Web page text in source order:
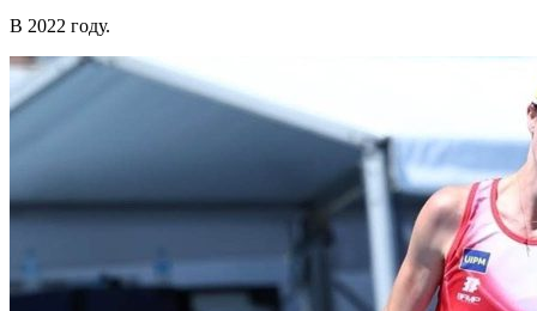
В 2022 году.